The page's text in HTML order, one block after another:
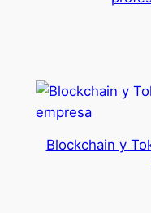
Blockchain y